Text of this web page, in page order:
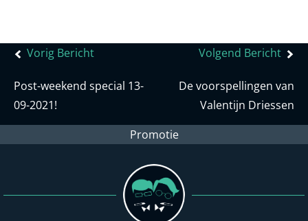
Bericht
Vorig Bericht
Post-weekend special 13-
09-2021!
Volgend Bericht
De voorspellingen van
Valentijn Driessen
Promotie